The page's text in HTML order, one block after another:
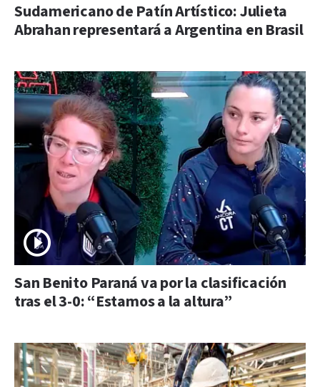
Sudamericano de Patín Artístico: Julieta
Abrahan representará a Argentina en Brasil
San Benito Paraná va por la clasificación
tras el 3-0: “Estamos a la altura”